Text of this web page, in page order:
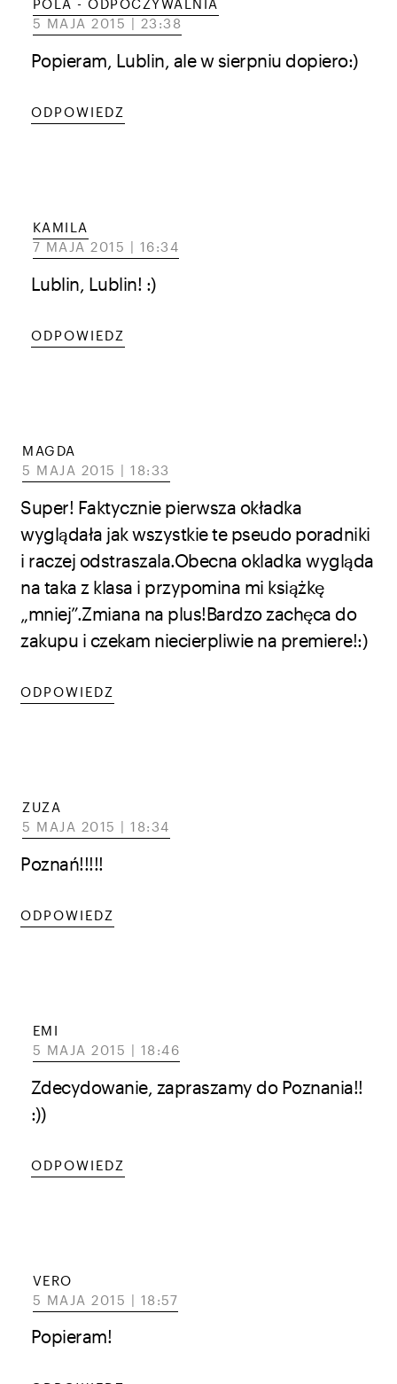
POLA - ODPOCZYWALNIA
5 MAJA 2015 | 23:38
Popieram, Lublin, ale w sierpniu dopiero:)
ODPOWIEDZ
KAMILA
7 MAJA 2015 | 16:34
Lublin, Lublin! :)
ODPOWIEDZ
MAGDA
5 MAJA 2015 | 18:33
Super! Faktycznie pierwsza okładka
wyglądała jak wszystkie te pseudo poradniki
i raczej odstraszala.Obecna okladka wygląda
na taka z klasa i przypomina mi książkę
„mniej”.Zmiana na plus!Bardzo zachęca do
zakupu i czekam niecierpliwie na premiere!:)
ODPOWIEDZ
ZUZA
5 MAJA 2015 | 18:34
Poznań!!!!!
ODPOWIEDZ
EMI
5 MAJA 2015 | 18:46
Zdecydowanie, zapraszamy do Poznania!!
:))
ODPOWIEDZ
VERO
5 MAJA 2015 | 18:57
Popieram!